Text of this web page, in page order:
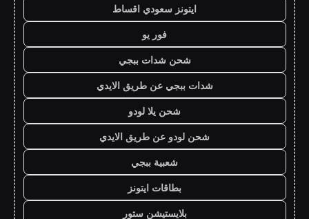
ايتونز سعودي اقساط
فور يو
شحن شدات ببجي
شدات ببجي عن طريق الايدي
شحن يلا لودو
شحن لودو عن طريق الايدي
شعبية ببجي
بطاقات ايتونز
بلايستيشن ستور